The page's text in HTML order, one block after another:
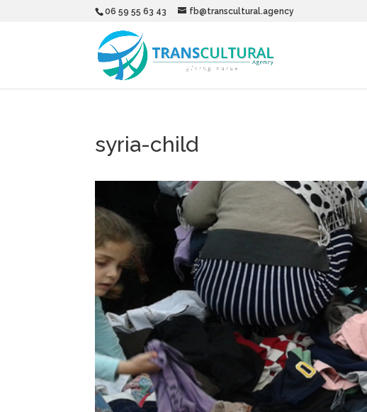
06 59 55 63 43 fb@transcultural.agency
syria-child